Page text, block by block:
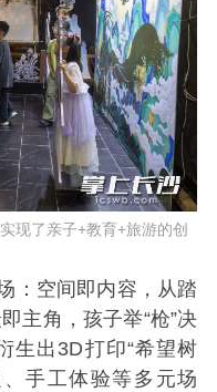
现了亲子+教育+旅游的创
空间即内容，从踏
主角，孩子举“枪”决
生出3D打印“希望树
手工体验等多元场